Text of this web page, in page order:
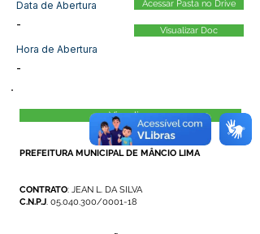
Data de Abertura
-
Hora de Abertura
-
Acessar Pasta no Drive
Visualizar Doc
Visualizar
PREFEITURA MUNICIPAL DE MÂNCIO LIMA
CONTRATO: JEAN L. DA SILVA
C.N.P.J. 05.040.300/0001-18